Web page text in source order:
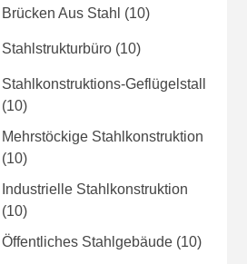
Brücken Aus Stahl (10)
Stahlstrukturbüro (10)
Stahlkonstruktions-Geflügelstall
(10)
Mehrstöckige Stahlkonstruktion
(10)
Industrielle Stahlkonstruktion
(10)
Öffentliches Stahlgebäude (10)